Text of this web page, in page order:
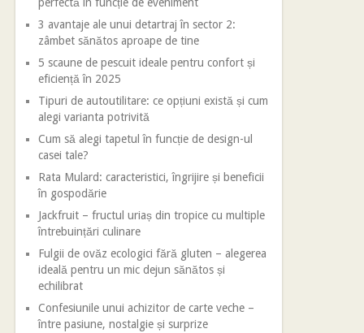
3 avantaje ale unui detartraj în sector 2:
zâmbet sănătos aproape de tine
5 scaune de pescuit ideale pentru confort și
eficiență în 2025
Tipuri de autoutilitare: ce opțiuni există și cum
alegi varianta potrivită
Cum să alegi tapetul în funcție de design-ul
casei tale?
Rata Mulard: caracteristici, îngrijire și beneficii
în gospodărie
Jackfruit – fructul uriaș din tropice cu multiple
întrebuințări culinare
Fulgii de ovăz ecologici fără gluten – alegerea
ideală pentru un mic dejun sănătos și
echilibrat
Confesiunile unui achizitor de carte veche –
între pasiune, nostalgie și surprize